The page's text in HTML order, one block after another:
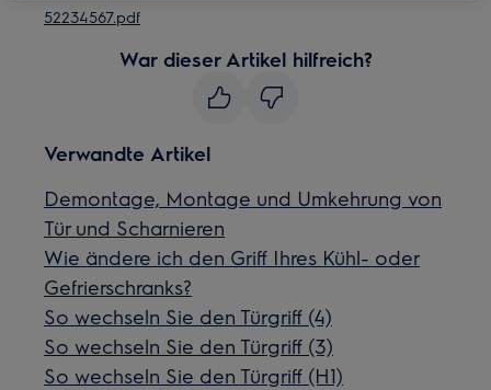
52234567.pdf
War dieser Artikel hilfreich?
Verwandte Artikel
Demontage, Montage und Umkehrung von
Tür und Scharnieren
Wie ändere ich den Griff Ihres Kühl- oder
Gefrierschranks?
So wechseln Sie den Türgriff (4)
So wechseln Sie den Türgriff (3)
So wechseln Sie den Türgriff (H1)